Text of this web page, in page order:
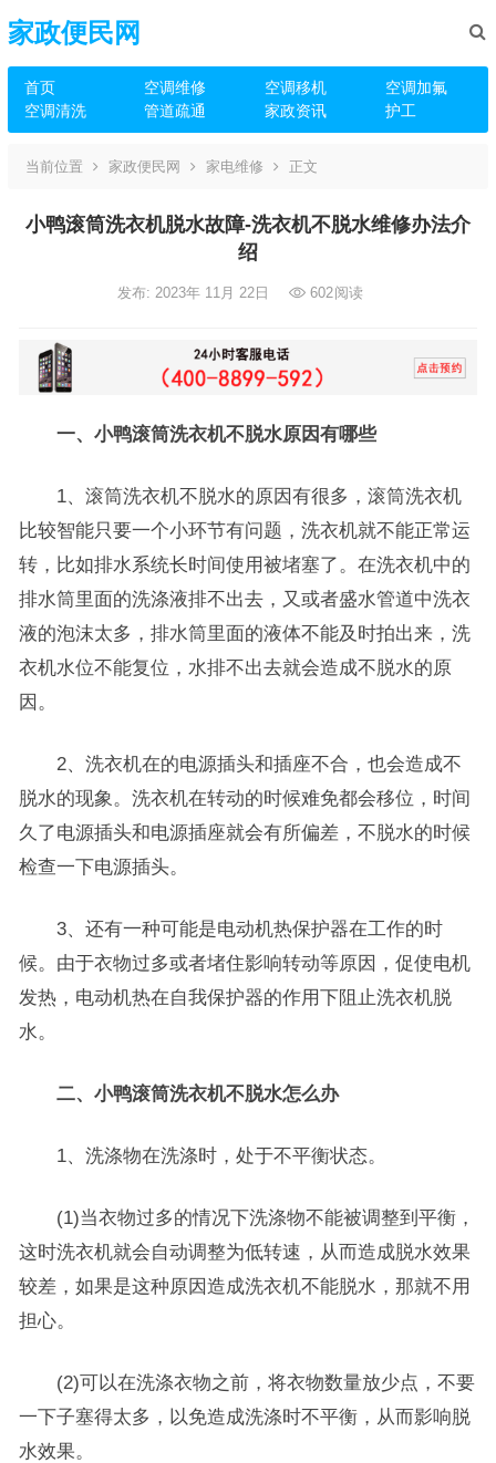
家政便民网
首页 空调维修 空调移机
空调加氟
空调清洗
管道疏通 家政资讯 护工
当前位置 家政便民网 家电维修 正文
小鸭滚筒洗衣机脱水故障-洗衣机不脱水维修办法介
绍
发布: 2023年 11月 22日 602阅读
一、小鸭滚筒洗衣机不脱水原因有哪些
1、滚筒洗衣机不脱水的原因有很多，滚筒洗衣机
比较智能只要一个小环节有问题，洗衣机就不能正常运
转，比如排水系统长时间使用被堵塞了。在洗衣机中的
排水筒里面的洗涤液排不出去，又或者盛水管道中洗衣
液的泡沫太多，排水筒里面的液体不能及时拍出来，洗
衣机水位不能复位，水排不出去就会造成不脱水的原
因。
2、洗衣机在的电源插头和插座不合，也会造成不
脱水的现象。洗衣机在转动的时候难免都会移位，时间
久了电源插头和电源插座就会有所偏差，不脱水的时候
检查一下电源插头。
3、还有一种可能是电动机热保护器在工作的时
候。由于衣物过多或者堵住影响转动等原因，促使电机
发热，电动机热在自我保护器的作用下阻止洗衣机脱
水。
二、小鸭滚筒洗衣机不脱水怎么办
1、洗涤物在洗涤时，处于不平衡状态。
(1)当衣物过多的情况下洗涤物不能被调整到平衡，
这时洗衣机就会自动调整为低转速，从而造成脱水效果
较差，如果是这种原因造成洗衣机不能脱水，那就不用
担心。
(2)可以在洗涤衣物之前，将衣物数量放少点，不要
一下子塞得太多，以免造成洗涤时不平衡，从而影响脱
水效果。